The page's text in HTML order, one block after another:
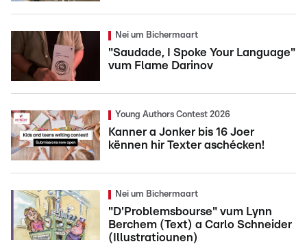
Nei um Bichermaart
"Saudade, I Spoke Your Language"
vum Flame Darinov
Young Authors Contest 2026
Kanner a Jonker bis 16 Joer
kënnen hir Texter aschécken!
Nei um Bichermaart
"D'Problemsbourse" vum Lynn
Berchem (Text) a Carlo Schneider
(Illustratiounen)